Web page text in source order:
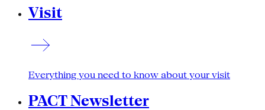
Visit
Everything you need to know about your visit
PACT Newsletter